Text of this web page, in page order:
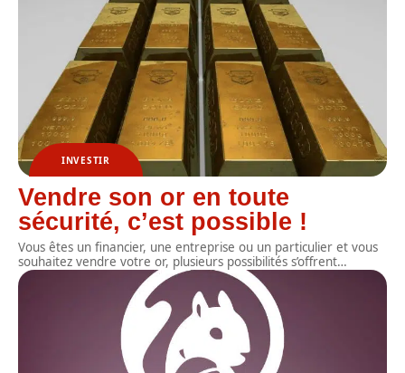
INVESTIR
Vendre son or en toute
sécurité, c’est possible !
Vous êtes un financier, une entreprise ou un particulier et vous
souhaitez vendre votre or, plusieurs possibilités s’offrent…